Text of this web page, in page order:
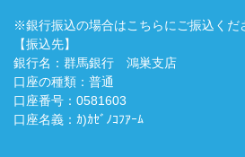
※銀行振込の場合はこちらにご振込くだ
【振込先】
銀行名：群馬銀行 鴻巣支店
口座の種類：普通
口座番号：0581603
口座名義：ｶ)ｶｾﾞﾉｺﾌｱｰﾑ